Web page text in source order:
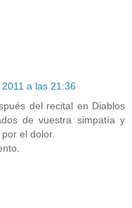
a las 21:36
del recital en Diablos
de vuestra simpatía y
el dolor.